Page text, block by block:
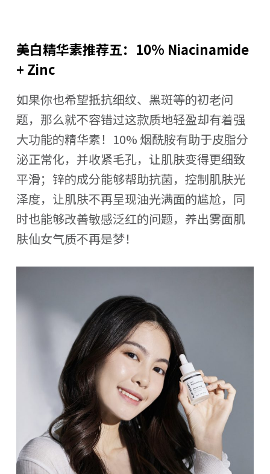
美白精华素推荐五：10% Niacinamide
+ Zinc
如果你也希望抵抗细纹、黑斑等的初老问
题，那么就不容错过这款质地轻盈却有着强
大功能的精华素！10% 烟酰胺有助于皮脂分
泌正常化，并收紧毛孔，让肌肤变得更细致
平滑；锌的成分能够帮助抗菌，控制肌肤光
泽度，让肌肤不再呈现油光满面的尴尬，同
时也能够改善敏感泛红的问题，养出雾面肌
肤仙女气质不再是梦！